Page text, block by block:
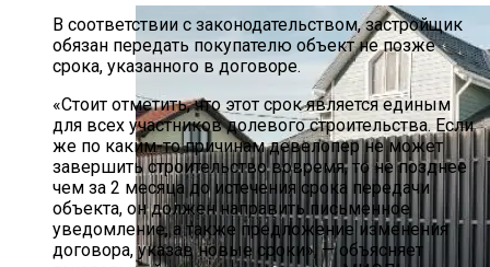
В соответствии с законодательством, застройщик
обязан передать покупателю объект не позже
срока, указанного в договоре.
«Стоит отметить, что этот срок является единым
для всех участников долевого строительства. Если
же по каким-то причинам девелопер не может
завершить строительство вовремя, то не позднее
чем за 2 месяца до истечения срока передачи
объекта, он должен направить письменное
уведомление, а также предложение изменения
договора, указав новые сроки», — объясняет